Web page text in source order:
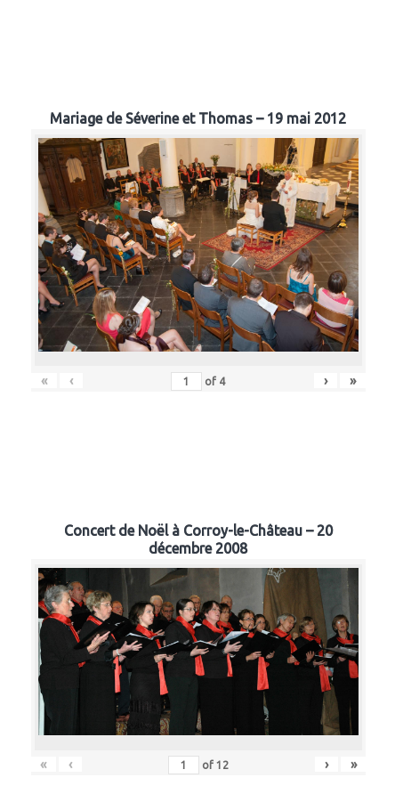
Mariage de Séverine et Thomas – 19 mai 2012
« ‹ of 4 › »
Concert de Noël à Corroy-le-Château – 20
décembre 2008
« ‹ of 12 › »